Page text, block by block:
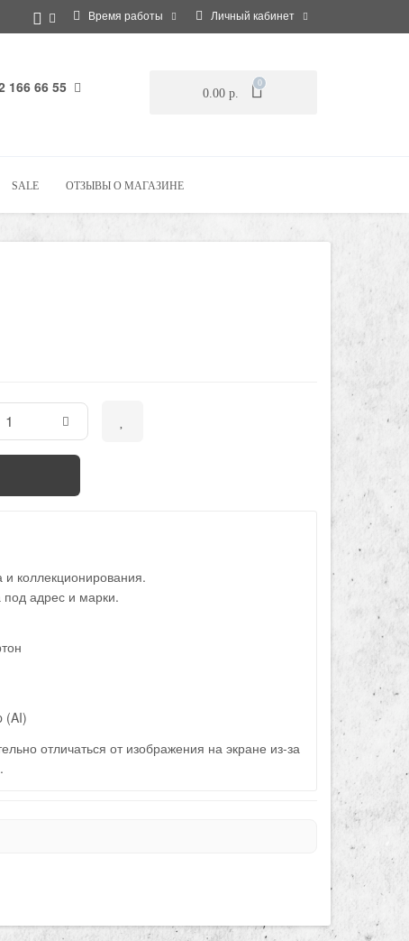
Время работы Личный кабинет
166 66 55 0.00 р.
0
SALE ОТЗЫВЫ О МАГАЗИНЕ
и коллекционирования.
под адрес и марки.
(AI)
отличаться от изображения на экране из-за